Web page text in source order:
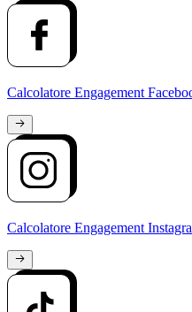
Calcolatore Engagement
Calcolatore Engagement